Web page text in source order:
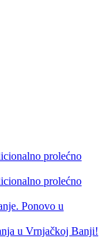
prolećno
prolećno
Ponovo u
u Vrnjačkoj Banji!